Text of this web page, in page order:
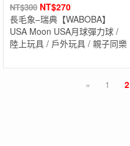
NT$300 NT$270
長毛象–瑞典【WABOBA】
USA Moon USA月球彈力球 /
陸上玩具 / 戶外玩具 / 親子同樂
« 1 2